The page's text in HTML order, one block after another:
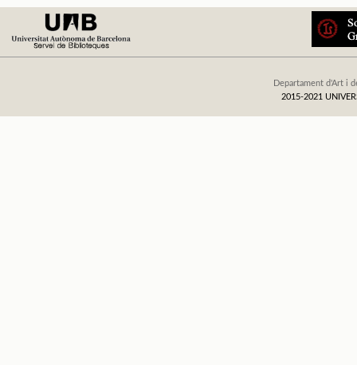
Departament d'Art i
2015-2021